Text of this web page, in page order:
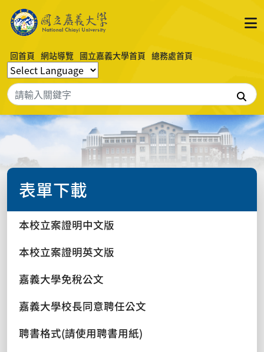
回首頁 網站導覽 國立嘉義大學首頁 總務處首頁
搜尋
表單下載
本校立案證明中文版
本校立案證明英文版
嘉義大學免稅公文
嘉義大學校長同意聘任公文
聘書格式(請使用聘書用紙)